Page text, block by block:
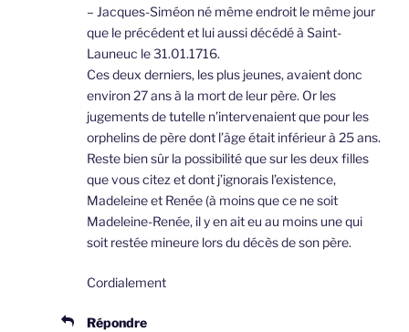
– Jacques-Siméon né même endroit le même jour
que le précédent et lui aussi décédé à Saint-
Launeuc le 31.01.1716.
Ces deux derniers, les plus jeunes, avaient donc
environ 27 ans à la mort de leur père. Or les
jugements de tutelle n’intervenaient que pour les
orphelins de père dont l’âge était inférieur à 25 ans.
Reste bien sûr la possibilité que sur les deux filles
que vous citez et dont j’ignorais l’existence,
Madeleine et Renée (à moins que ce ne soit
Madeleine-Renée, il y en ait eu au moins une qui
soit restée mineure lors du décès de son père.
Cordialement
Répondre